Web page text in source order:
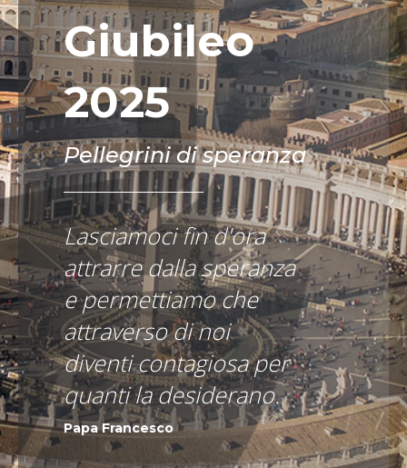
Giubileo
2025
Pellegrini di speranza
Lasciamoci fin d'ora
attrarre dalla speranza
e permettiamo che
attraverso di noi
diventi contagiosa per
quanti la desiderano.
Papa Francesco